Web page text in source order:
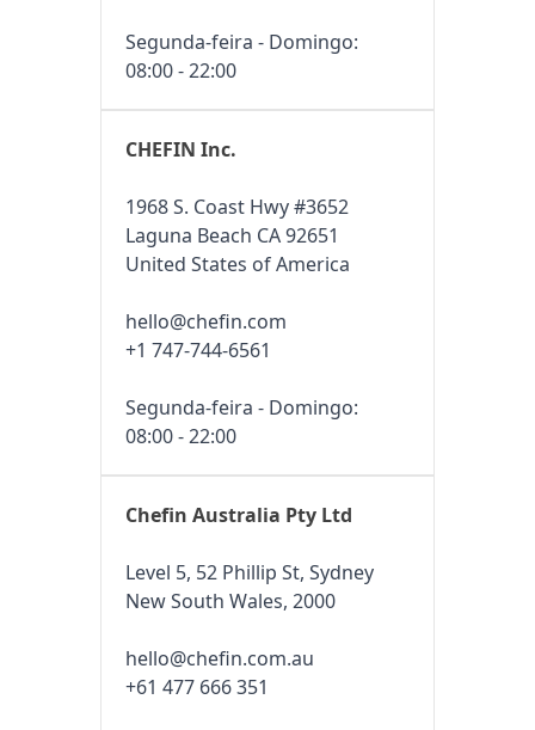
Segunda-feira - Domingo:
08:00 - 22:00
CHEFIN Inc.
1968 S. Coast Hwy #3652
Laguna Beach CA 92651
United States of America
hello@chefin.com
+1 747-744-6561
Segunda-feira - Domingo:
08:00 - 22:00
Chefin Australia Pty Ltd
Level 5, 52 Phillip St, Sydney
New South Wales, 2000
hello@chefin.com.au
+61 477 666 351